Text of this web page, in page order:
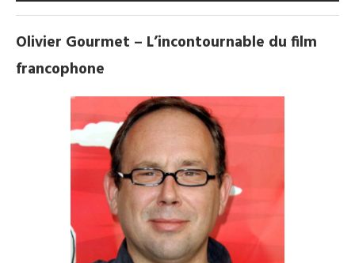
Olivier Gourmet – L’incontournable du film
francophone